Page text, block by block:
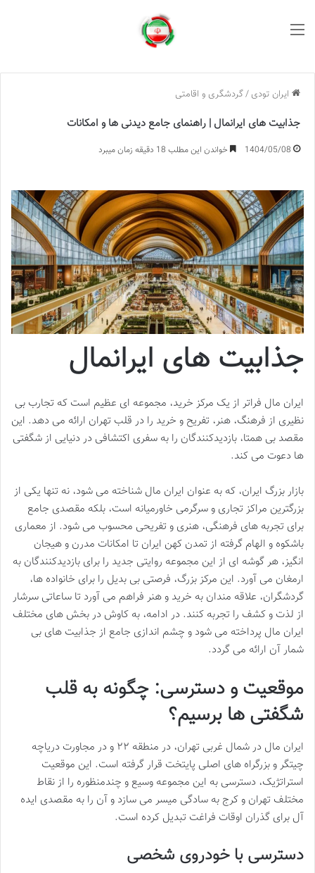
ایران تودی /گردشگری و اقامتی
جذابیت های ایرانمال | راهنمای جامع دیدنی ها و امکانات
1404/05/08 خواندن این مطلب 18 دقیقه زمان میبرد
جذابیت های ایرانمال
ایران مال فراتر از یک مرکز خرید، مجموعه ای عظیم است که تجارب بی
نظیری از فرهنگ، هنر، تفریح و خرید را در قلب تهران ارائه می دهد. این
مقصد بی همتا، بازدیدکنندگان را به سفری اکتشافی در دنیایی از شگفتی
ها دعوت می کند.
بازار بزرگ ایران، که به عنوان ایران مال شناخته می شود، نه تنها یکی از
بزرگترین مراکز تجاری و سرگرمی خاورمیانه است، بلکه مقصدی جامع
برای تجربه های فرهنگی، هنری و تفریحی محسوب می شود. از معماری
باشکوه و الهام گرفته از تمدن کهن ایران تا امکانات مدرن و هیجان
انگیز، هر گوشه ای از این مجموعه روایتی جدید را برای بازدیدکنندگان به
ارمغان می آورد. این مرکز بزرگ، فرصتی بی بدیل را برای خانواده ها،
گردشگران، علاقه مندان به خرید و هنر فراهم می آورد تا ساعاتی سرشار
از لذت و کشف را تجربه کنند. در ادامه، به کاوش در بخش های مختلف
ایران مال پرداخته می شود و چشم اندازی جامع از جذابیت های بی
شمار آن ارائه می گردد.
موقعیت و دسترسی: چگونه به قلب
شگفتی ها برسیم؟
ایران مال در شمال غربی تهران، در منطقه ۲۲ و در مجاورت دریاچه
چیتگر و بزرگراه های اصلی پایتخت قرار گرفته است. این موقعیت
استراتژیک، دسترسی به این مجموعه وسیع و چندمنظوره را از نقاط
مختلف تهران و کرج به سادگی میسر می سازد و آن را به مقصدی ایده
آل برای گذران اوقات فراغت تبدیل کرده است.
دسترسی با خودروی شخصی